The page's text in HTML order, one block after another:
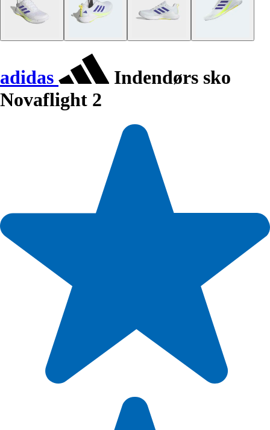
adidas
Indendørs sko
Novaflight 2